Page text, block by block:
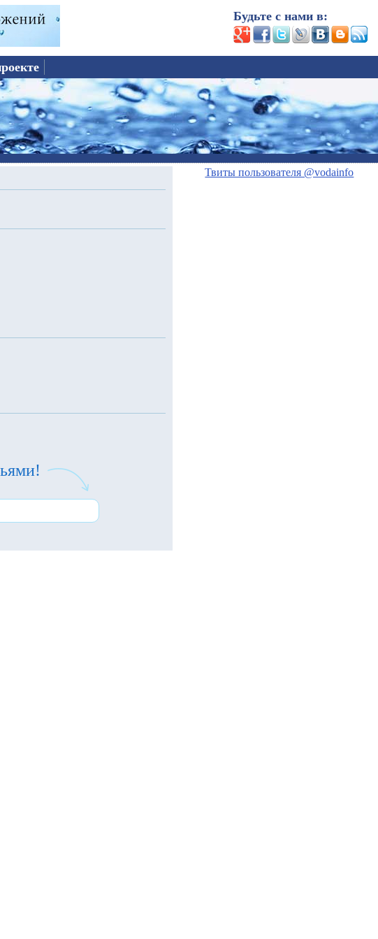
Будьте с нами в:
Твиты пользователя @vodainfo